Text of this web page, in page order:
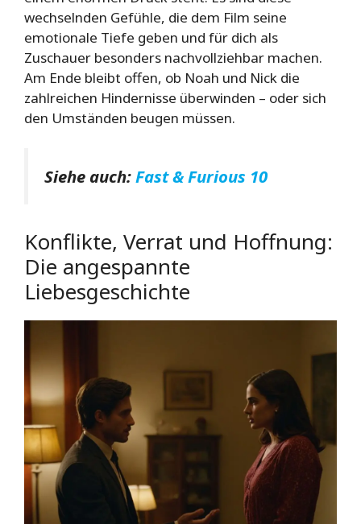
wechselnden Gefühle, die dem Film seine
emotionale Tiefe geben und für dich als
Zuschauer besonders nachvollziehbar machen.
Am Ende bleibt offen, ob Noah und Nick die
zahlreichen Hindernisse überwinden – oder sich
den Umständen beugen müssen.
Siehe auch:Fast & Furious 10
Konflikte, Verrat und Hoffnung:
Die angespannte
Liebesgeschichte